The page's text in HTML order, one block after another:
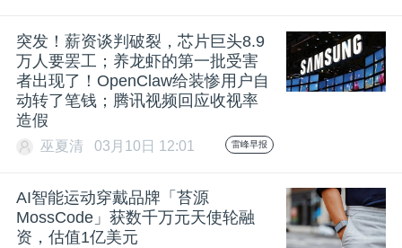
突发！薪资谈判破裂，芯片巨头8.9
万人要罢工；养龙虾的第一批受害
者出现了！OpenClaw给装惨用户自
动转了笔钱；腾讯视频回应收视率
造假
巫夏清 03月10日 12:01 雷峰早报
AI智能运动穿戴品牌「苔源
MossCode」获数千万元天使轮融
资，估值1亿美元